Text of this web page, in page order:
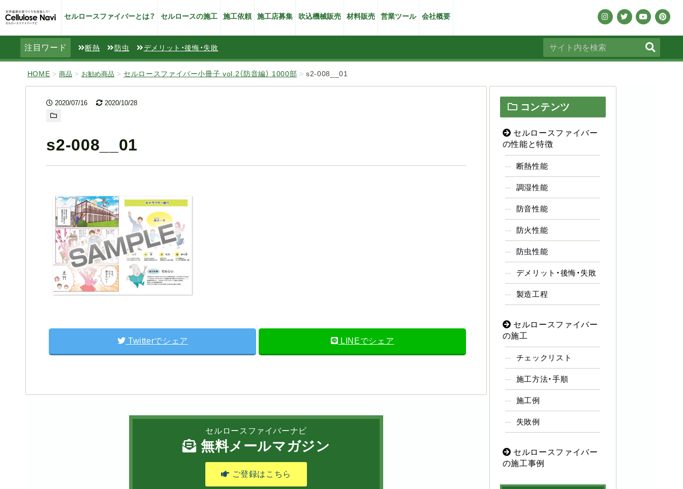
セルロースファイバーとは？ セルロースの施工 施工依頼 施工店募集 吹込機械販売 材料販売 営業ツール 会社概要
注目ワード 断熱 防虫 デメリット・後悔・失敗
HOME >商品 > お勧め商品 > セルロースファイバー小冊子 vol.2（防音編） 1000部 >s2-008__01
2020/07/16 2020/10/28
s2-008__01
Twitterでシェア LINEでシェア
セルロースファイバーナビ
無料メールマガジン
ご登録はこちら
コンテンツ
セルロースファイバー
の性能と特徴
断熱性能
調湿性能
防音性能
防火性能
防虫性能
デメリット・後悔・失敗
製造工程
セルロースファイバー
の施工
チェックリスト
施工方法・手順
施工例
失敗例
セルロースファイバー
の施工事例